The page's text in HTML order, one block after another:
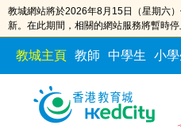
教城網站將於2026年8月15日（星期六
新。在此期間，相關的網站服務將暫時停
教城主頁 教師 中學生 小